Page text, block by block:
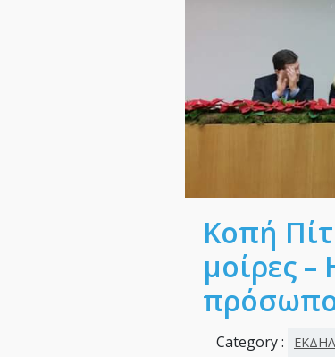
Κοπή
μοίρες –
Category :